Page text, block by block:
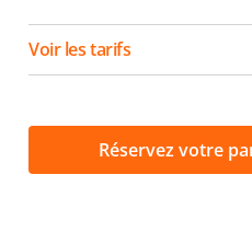
Réservez votre
Voir les tarifs